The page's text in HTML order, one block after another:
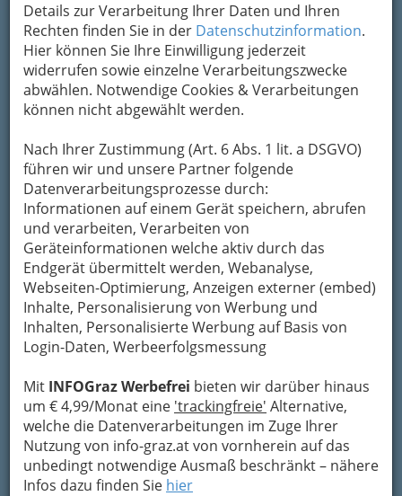
Details zur Verarbeitung Ihrer Daten und Ihren
Rechten finden Sie in der Datenschutzinformation.
Hier können Sie Ihre Einwilligung jederzeit
widerrufen sowie einzelne Verarbeitungszwecke
abwählen. Notwendige Cookies & Verarbeitungen
können nicht abgewählt werden.
Nach Ihrer Zustimmung (Art. 6 Abs. 1 lit. a DSGVO)
führen wir und unsere Partner folgende
Datenverarbeitungsprozesse durch:
Informationen auf einem Gerät speichern, abrufen
und verarbeiten, Verarbeiten von
Geräteinformationen welche aktiv durch das
Endgerät übermittelt werden, Webanalyse,
Webseiten-Optimierung, Anzeigen externer (embed)
Inhalte, Personalisierung von Werbung und
Inhalten, Personalisierte Werbung auf Basis von
Login-Daten, Werbeerfolgsmessung
Mit INFOGraz Werbefrei bieten wir darüber hinaus
um € 4,99/Monat eine 'trackingfreie' Alternative,
welche die Datenverarbeitungen im Zuge Ihrer
Nutzung von info-graz.at von vornherein auf das
unbedingt notwendige Ausmaß beschränkt – nähere
Infos dazu finden Sie hier
Kontaktaufnahme
Um die Info-Graz Firmenvor Spam-Mails zu
bewahren , verwenden wir an dieser Stelle zur
Übermittlung Ihrer Nachricht ein sicheres
Absenden umgehend per Mail an das
Unternehmen Länderrealitäten, J. Hammerl,
Gesellschaft m.b.H. & Co.KG. weitergeleitet.
Mein Name
Meine Email Adresse
Mein Betreff
Meine Nachricht